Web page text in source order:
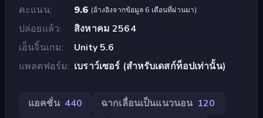
คะแนน 9.6 (อ้างอิงจากข้อมูล 6 เดือนที่ผ่านมา)
ปล่อยแล้ว
สิงหาคม 2564
เอ็นจิ้นเกม
Unity 5.6
แพลตฟอร์ม
เบราว์เซอร์ (สำหรับเดสก์ท็อปเท่านั้น)
แอคชั่น 440 ฉากเลื่อนเป็นแนวนอน 120